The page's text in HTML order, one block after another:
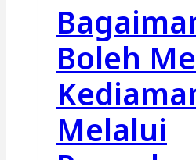
Boleh
Melalui